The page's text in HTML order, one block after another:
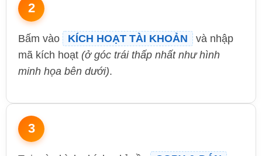
2
Bấm vào KÍCH HOẠT TÀI KHOẢN
và nhập
mã kích hoạt (ở góc trái thấp nhất như hình
minh họa bên dưới).
3